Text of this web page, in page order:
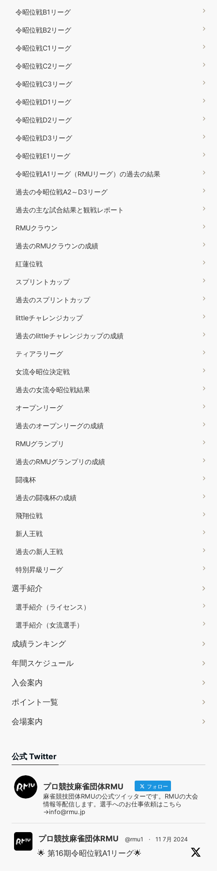
令昭位戦B1リーグ
令昭位戦B2リーグ
令昭位戦C1リーグ
令昭位戦C2リーグ
令昭位戦C3リーグ
令昭位戦D1リーグ
令昭位戦D2リーグ
令昭位戦D3リーグ
令昭位戦E1リーグ
令昭位戦A1リーグ（RMUリーグ）の過去の結果
過去の令昭位戦A2～D3リーグ
過去の主な試合結果と観戦レポート
RMUクラウン
過去のRMUクラウンの成績
紅蓮位戦
スプリントカップ
過去のスプリントカップ
littleチャレンジカップ
過去のlittleチャレンジカップの成績
ティアラリーグ
女流令昭位決定戦
過去の女流令昭位戦結果
オープンリーグ
過去のオープンリーグの成績
RMUグランプリ
過去のRMUグランプリの成績
闘魂杯
過去の闘魂杯の成績
飛翔位戦
新人王戦
過去の新人王戦
特別昇級リーグ
選手紹介
選手紹介（ライセンス）
選手紹介（女流選手）
成績ランキング
年間スケジュール
入会案内
ポイント一覧
会場案内
公式 Twitter
プロ競技麻雀団体RMU フォロー
麻雀競技団体RMUの公式ツイッターです。RMUの大会
情報等配信します。選手へのお仕事依頼はこちら
→info@rmu.jp
プロ競技麻雀団体RMU @rmu1 · 11 7月 2024
🌟 第16期令昭位戦A1リーグ🌟